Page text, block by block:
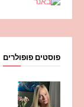
פוסטים פופולרים